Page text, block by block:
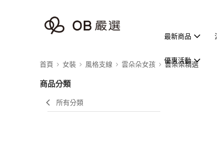
最新商品
優惠活動
首頁 女裝 風格支線 雲朵朵女孩 雲朵朵精選
商品分類
所有分類